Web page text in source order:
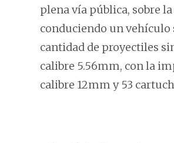
plena vía pública, sobre
conduciendo un vehículo
cantidad de proyectiles
calibre 5.56mm, con la
calibre 12mm y 53